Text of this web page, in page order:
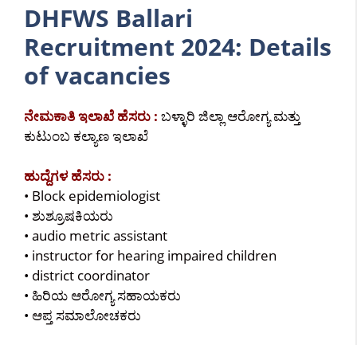
DHFWS Ballari
Recruitment 2024: Details
of vacancies
ನೇಮಕಾತಿ ಇಲಾಖೆ ಹೆಸರು : ಬಳ್ಳಾರಿ ಜಿಲ್ಲಾ ಆರೋಗ್ಯ ಮತ್ತು
ಕುಟುಂಬ ಕಲ್ಯಾಣ ಇಲಾಖೆ
ಹುದ್ದೆಗಳ ಹೆಸರು :
• Block epidemiologist
• ಶುಶ್ರೂಷಕಿಯರು
• audio metric assistant
• instructor for hearing impaired children
• district coordinator
• ಹಿರಿಯ ಆರೋಗ್ಯ ಸಹಾಯಕರು
• ಆಪ್ತ ಸಮಾಲೋಚಕರು